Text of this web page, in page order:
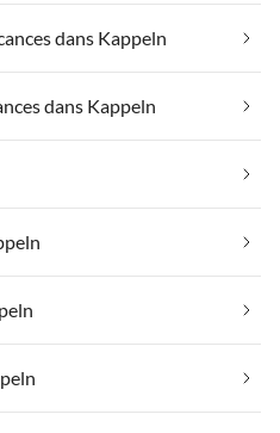
dans Kappeln
dans Kappeln